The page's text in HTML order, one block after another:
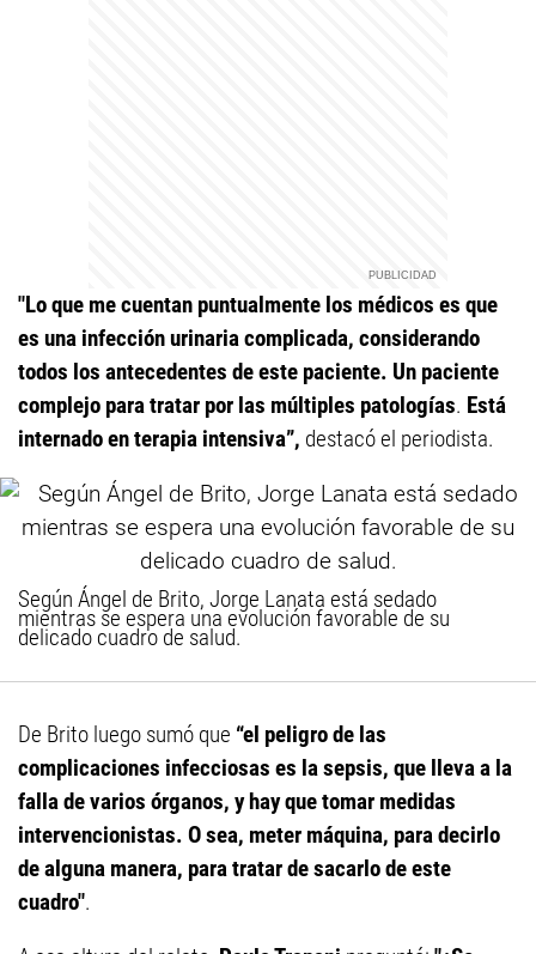
"Lo que me cuentan puntualmente los médicos es que
es una infección urinaria complicada, considerando
todos los antecedentes de este paciente. Un paciente
complejo para tratar por las múltiples patologías. Está
internado en terapia intensiva”, destacó el periodista.
Según Ángel de Brito, Jorge Lanata está sedado
mientras se espera una evolución favorable de su
delicado cuadro de salud.
De Brito luego sumó que “el peligro de las
complicaciones infecciosas es la sepsis, que lleva a la
falla de varios órganos, y hay que tomar medidas
intervencionistas. O sea, meter máquina, para decirlo
de alguna manera, para tratar de sacarlo de este
cuadro".